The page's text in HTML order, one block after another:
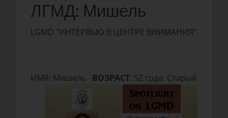
ЛГМД: Мишель
LGMD "ИНТЕРВЬЮ В ЦЕНТРЕ ВНИМАНИЯ"
ИМЯ: Мишель ВОЗРАСТ: 52 года. Старый